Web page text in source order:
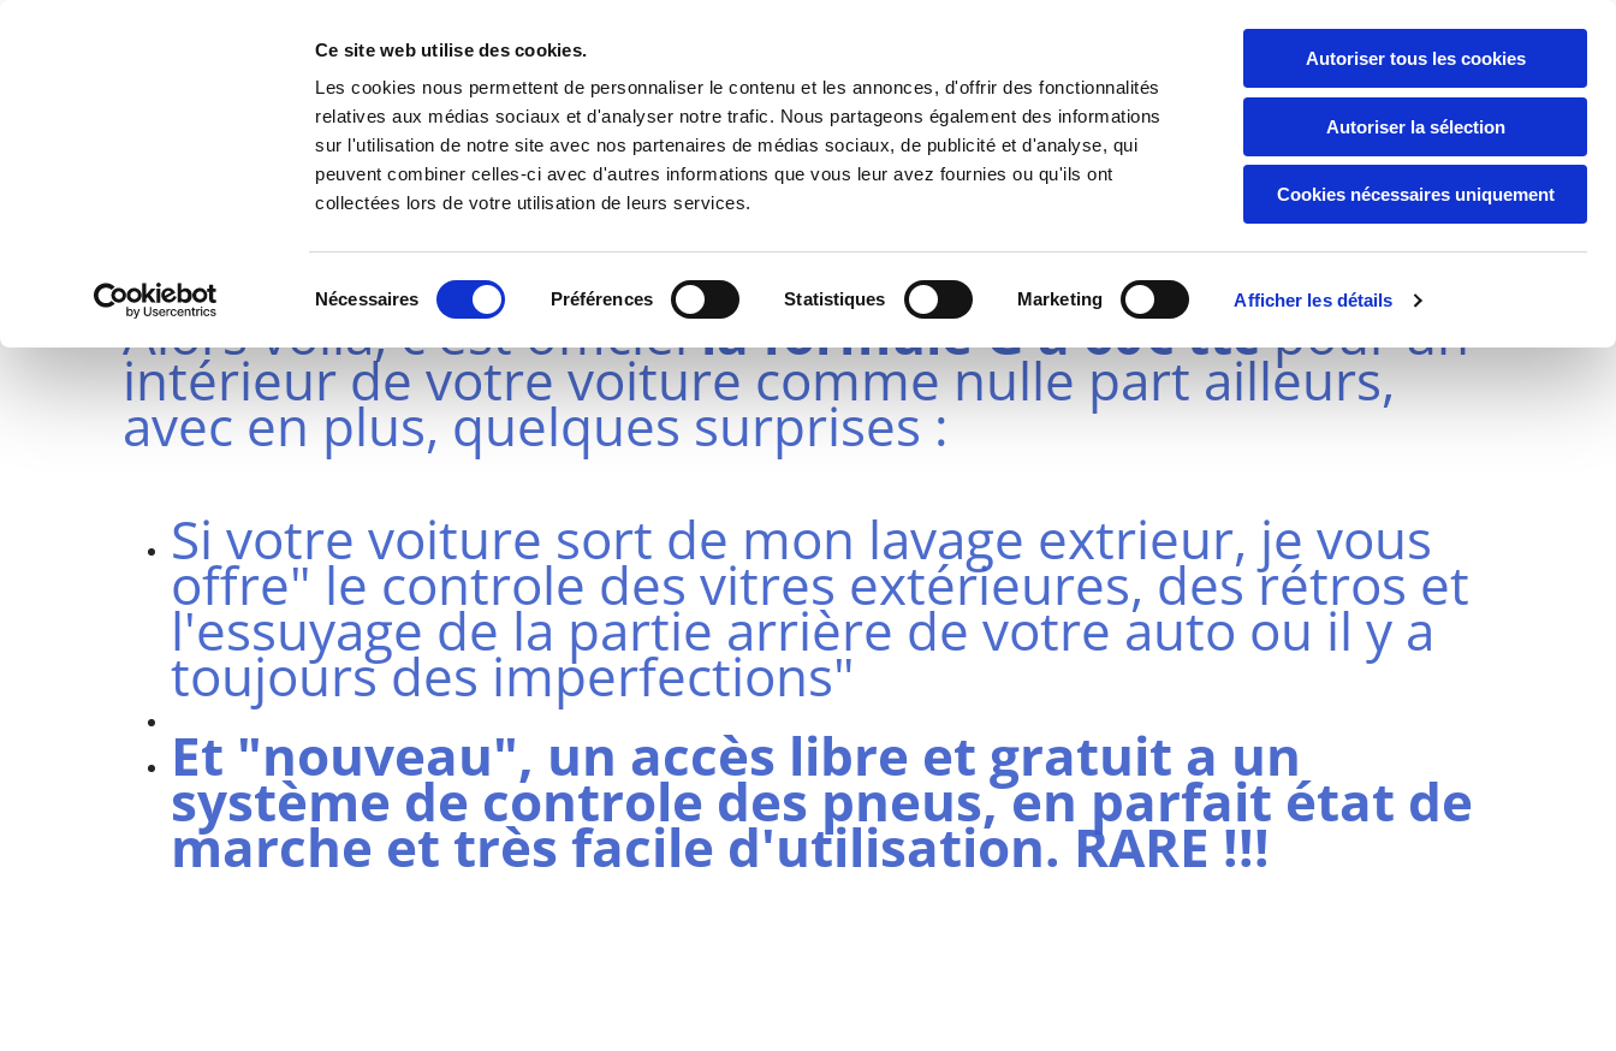
Ce site web utilise des cookies.
Les cookies nous permettent de personnaliser le contenu et les annonces, d'offrir des fonctionnalités
relatives aux médias sociaux et d'analyser notre trafic. Nous partageons également des informations
sur l'utilisation de notre site avec nos partenaires de médias sociaux, de publicité et d'analyse, qui
peuvent combiner celles-ci avec d'autres informations que vous leur avez fournies ou qu'ils ont
collectées lors de votre utilisation de leurs services.
du
Nécessaires Préférences Statistiques Marketing Afficher les détails
Autoriser tous les cookies
Autoriser la sélection
Cookies nécessaires uniquement
LAVAGE AUTO CHEZ JEROME A NOGENT SUR MARNE
Vous vouliez un tarif !!!
Alors voila, c'est officiella formule G a 60€ ttcpour un
intérieur de votre voiture comme nulle part ailleurs,
avec en plus, quelques surprises :
Si votre voiture sort de mon lavage extrieur, je vous
offre" le controle des vitres extérieures, des rétros et
l'essuyage de la partie arrière de votre auto ou il y a
toujours des imperfections"
Et "nouveau", un accès libre et gratuit a un
système de controle des pneus, en parfait état de
marche et très facile d'utilisation. RARE !!!